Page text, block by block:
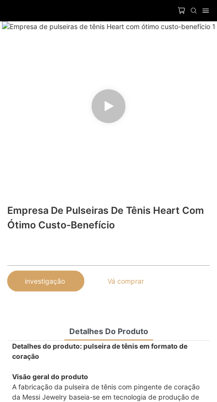
Empresa De Pulseiras De Tênis Heart Com
Ótimo Custo-Benefício
investigação Vá comprar
Detalhes Do Produto
Detalhes do produto: pulseira de tênis em formato de
coração
Visão geral do produto
A fabricação da pulseira de tênis com pingente de coração
da Messi Jewelry baseia-se em tecnologia de produção de